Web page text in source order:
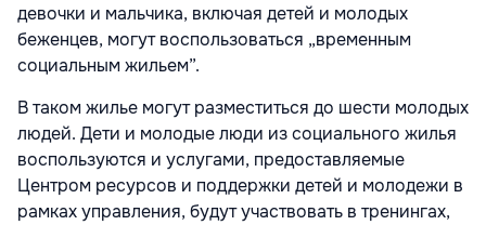
девочки и мальчика, включая детей и молодых
беженцев, могут воспользоваться „временным
социальным жильем”.
В таком жилье могут разместиться до шести молодых
людей. Дети и молодые люди из социального жилья
воспользуются и услугами, предоставляемые
Центром ресурсов и поддержки детей и молодежи в
рамках управления, будут участвовать в тренингах,